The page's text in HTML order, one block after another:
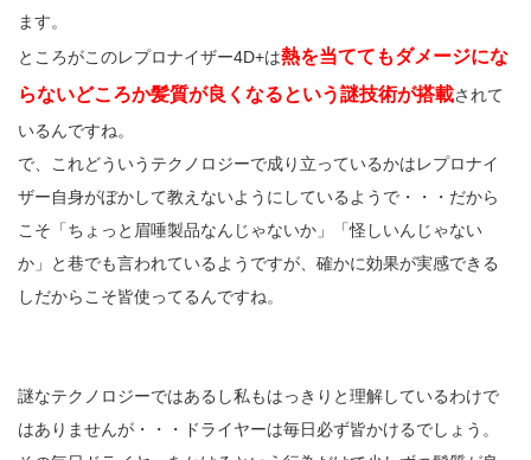
ます。
ところがこのレプロナイザー4D+は熱を当ててもダメージにな
らないどころか髪質が良くなるという謎技術が搭載されて
いるんですね。
で、これどういうテクノロジーで成り立っているかはレプロナイ
ザー自身がぼかして教えないようにしているようで・・・だから
こそ「ちょっと眉唾製品なんじゃないか」「怪しいんじゃない
か」と巷でも言われているようですが、確かに効果が実感できる
しだからこそ皆使ってるんですね。
謎なテクノロジーではあるし私もはっきりと理解しているわけで
はありませんが・・・ドライヤーは毎日必ず皆かけるでしょう。